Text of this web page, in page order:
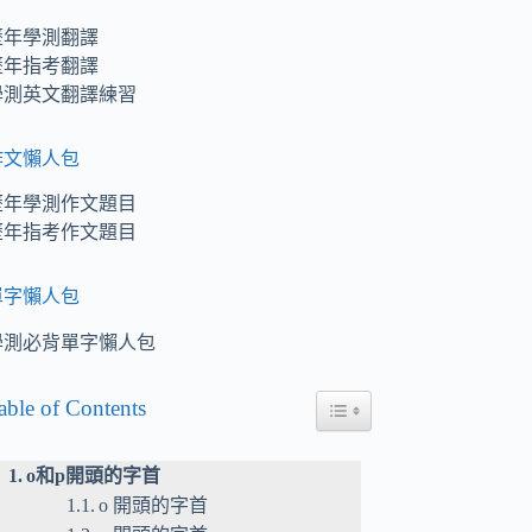
年學測翻譯
年指考翻譯
測英文翻譯練習
文懶人包
學測作文題目
指考作文題目
字懶人包
測必背單字懶人包
of Contents Toggle Table of Content
o和p開頭的字首
o 開頭的字首